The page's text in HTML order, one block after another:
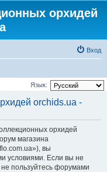
орхидей
Вход
Язык:
orchids.ua -
орхидей
магазина
вы
условиями. Если вы не
пользуйтесь форумами